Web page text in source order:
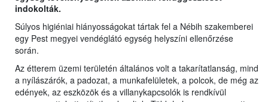
indokolták.
Súlyos higiéniai hiányosságokat tártak fel a Nébih szakemberei
egy Pest megyei vendéglátó egység helyszíni ellenőrzése
során.
Az étterem üzemi területén általános volt a takarítatlanság, mind
a nyílászárók, a padozat, a munkafelületek, a polcok, de még az
edények, az eszközök és a villanykapcsolók is rendkívül